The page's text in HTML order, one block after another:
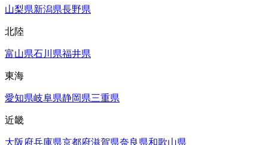
山梨県新潟県長野県
北陸
富山県石川県福井県
東海
愛知県岐阜県静岡県三重県
近畿
大阪府兵庫県京都府滋賀県奈良県和歌山県